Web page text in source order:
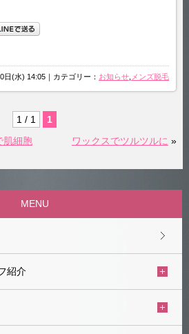
日(水) 14:05｜カテゴリー： お知らせ メンズ脱毛
1 / 1
1
肌細胞
ワックスでツルツルに »
MENU
紹介